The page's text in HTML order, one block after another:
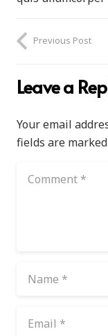
Previous Post
Leave a
Your email
fields are marked